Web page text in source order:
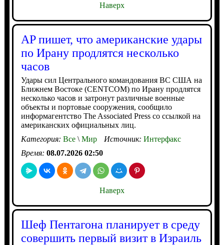
Наверх
AP пишет, что американские удары
по Ирану продлятся несколько
часов
Удары сил Центрального командования ВС США на
Ближнем Востоке (CENTCOM) по Ирану продлятся
несколько часов и затронут различные военные
объекты и портовые сооружения, сообщило
информагентство The Associated Press со ссылкой на
американских официальных лиц.
Категория: Все\Мир Источник: Интерфакс
Время: 08.07.2026 02:50
Наверх
Шеф Пентагона планирует в среду
совершить первый визит в Израиль